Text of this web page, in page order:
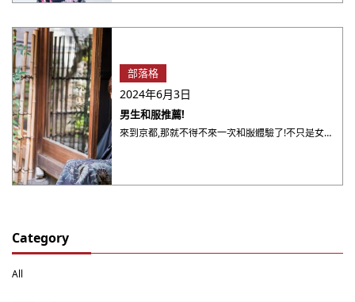
Category
All
部落格
2024年6月3日
男生和服推薦!
來到京都,那就不得不來一次和服體驗了!不只是女生,相信很多男生也會想穿一次和服吧!可能很多人對男生和服不熟悉, ・・・